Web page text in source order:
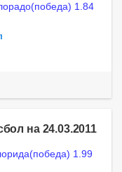
1.84
на 24.03.2011
1.99